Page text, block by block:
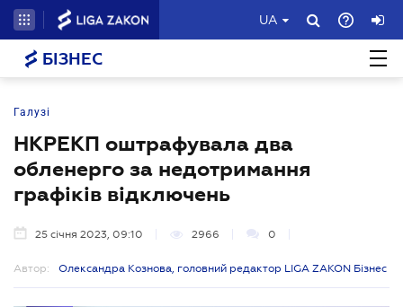
UA
БІЗНЕС
Галузі
НКРЕКП оштрафувала два
обленерго за недотримання
графіків відключень
25 січня 2023, 09:10 2966 0
Автор: Олександра Кознова, головний редактор LIGA ZAKON Бізнес